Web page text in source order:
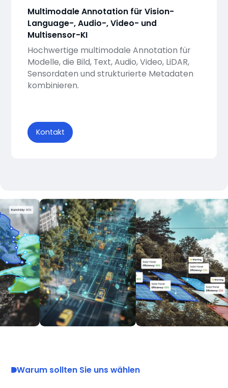
Multimodale Annotation für Vision-
Language-, Audio-, Video- und
Multisensor-KI
Hochwertige multimodale Annotation für
Modelle, die Bild, Text, Audio, Video, LiDAR,
Sensordaten und strukturierte Metadaten
kombinieren.
Kontakt
Warum sollten Sie uns wählen